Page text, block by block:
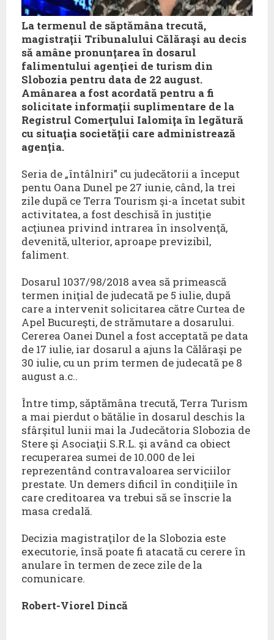
La termenul de săptămâna trecută,
magistraţii Tribunalului Călăraşi au decis
să amâne pronunţarea în dosarul
falimentului agenţiei de turism din
Slobozia pentru data de 22 august.
Amânarea a fost acordată pentru a fi
solicitate informaţii suplimentare de la
Registrul Comerţului Ialomiţa în legătură
cu situaţia societăţii care administrează
agenţia.
Seria de „întâlniri” cu judecătorii a început
pentu Oana Dunel pe 27 iunie, când, la trei
zile după ce Terra Tourism şi-a încetat subit
activitatea, a fost deschisă în justiţie
acţiunea privind intrarea în insolvenţă,
devenită, ulterior, aproape previzibil,
faliment.
Dosarul 1037/98/2018 avea să primească
termen iniţial de judecată pe 5 iulie, după
care a intervenit solicitarea către Curtea de
Apel Bucureşti, de strămutare a dosarului.
Cererea Oanei Dunel a fost acceptată pe data
de 17 iulie, iar dosarul a ajuns la Călăraşi pe
30 iulie, cu un prim termen de judecată pe 8
august a.c..
Între timp, săptămâna trecută, Terra Turism
a mai pierdut o bătălie în dosarul deschis la
sfârşitul lunii mai la Judecătoria Slobozia de
Stere şi Asociaţii S.R.L. şi având ca obiect
recuperarea sumei de 10.000 de lei
reprezentând contravaloarea serviciilor
prestate. Un demers dificil în condiţiile în
care creditoarea va trebui să se înscrie la
masa credală.
Decizia magistraţilor de la Slobozia este
executorie, însă poate fi atacată cu cerere în
anulare în termen de zece zile de la
comunicare.
Robert-Viorel Dincă